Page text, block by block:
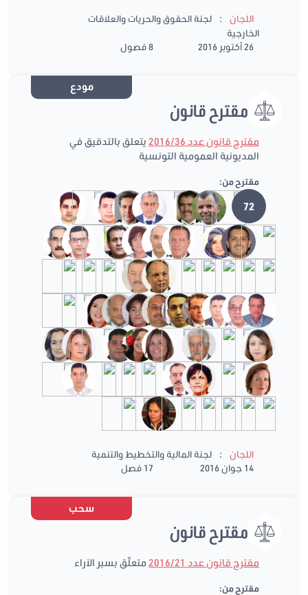
اللجان :
لجنة الحقوق والحريات والعلاقات
الخارجية
26 أكتوبر 2016
8 فصول
مودع
مقترح قانون
مقترح قانون عدد 2016/36
يتعلق بالتدقيق في
المديونية العمومية التونسية
مقترح من:
72
اللجان :
لجنة المالية والتخطيط والتنمية
14 جوان 2016
17 فصل
سحب
مقترح قانون
مقترح قانون عدد 2016/21 متعلّق بسبر الآراء
مقترح من: